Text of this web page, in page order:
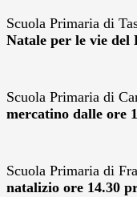
Scuola Primaria di
Natale per le vie del
Scuola Primaria di
mercatino dalle ore
Scuola Primaria di
natalizio ore 14.30